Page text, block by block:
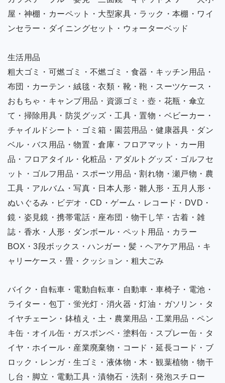
屋・神棚・カーペット・大型家具・ラック・本棚・ワイ
ンセラー・ダイニングセット・ウォーターベッド
生活用品
粗大ゴミ・可燃ゴミ・不燃ゴミ・食器・キッチン用品・
布団・カーテン・絨毯・衣類・靴・鞄・スーツケース・
おもちゃ・キャンプ用品・資源ゴミ・壺・花瓶・傘立
て・掃除用具・防災グッズ・工具・置物・ベビーカー・
チャイルドシート・ゴミ箱・園芸用品・健康器具・ダン
ベル・バス用品・物置・倉庫・フロアマット・カー用
品・フロアタイル・化粧品・アダルトグッズ・ゴルフセ
ット・ゴルフ用品・スポーツ用品・割れ物・瀬戸物・農
工具・アルバム・写真・日本人形・雛人形・五月人形・
ぬいぐるみ・ビデオ・CD・ゲーム・レコード・DVD・
鏡・姿見鏡・携帯電話・座布団・物干し竿・古着・雑
誌・香水・人形・ダンボール・ペット用品・カラー
BOX・3段ボックス・ハンガー・髪・ヘアケア用品・キ
ャリーケース・畳・クッション・粗大ごみ
バイク・自転車・電動自転車・自動車・車椅子・電池・
ライター・包丁・蛍光灯・消火器・灯油・ガソリン・タ
イヤチェーン・鉢植え・土・農業用品・工業用品・ペン
キ缶・オイル缶・ガスボンベ・塗料缶・スプレー缶・タ
イヤ・ホイール・産業廃棄物・コード・延長コード・ブ
ロック・レンガ・生ゴミ・液体物・木・観葉植物・物干
し台・脚立・電動工具・漬物石・洗剤・発泡スチロー